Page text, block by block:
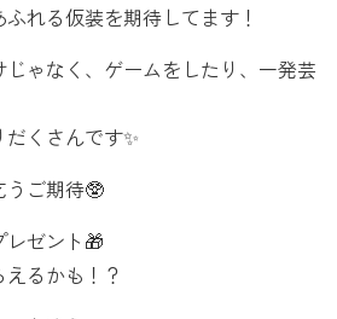
れる仮装を期待してます！
ゃなく、ゲームをしたり、一発芸
くさんです✨
うご期待🥸
レゼント🎁
るかも！？